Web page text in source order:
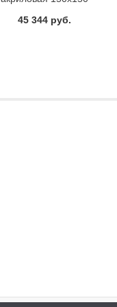
45 344 руб.